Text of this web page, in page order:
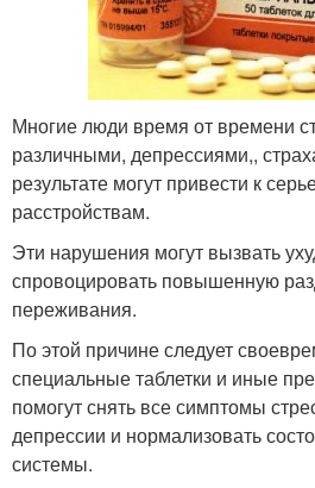
Многие люди время от времени
различными, депрессиями,,
результате могут привести к
расстройствам.
Эти нарушения могут вызвать
спровоцировать повышенную
переживания.
По этой причине следует
специальные таблетки и иные
помогут снять все симптомы
депрессии и нормализовать
системы.